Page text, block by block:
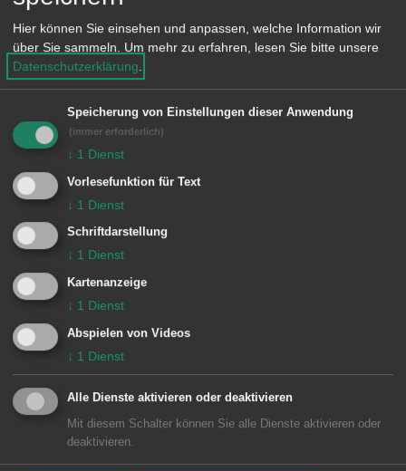
und der dargestellten Kosten von
911.000€ brutto.
Für die weitere Planung wird das Büro
Liebel Architekten (Architektur) und das
Büro Kummich & Weißkopf
(Elektroplanung) beauftragt. Die
Fachplanung Haustechnik wird von der
Gebäudewirtschaft selbst
übernommen.
Die Finanzierung erfolgt wie in der
Sitzungsvorlage dargestellt.
b) Baubeschluss zur Herstellung
eines Kreisverkehrs in der
Stiewing-/Blezinger Straße in Aalen-
Hier können Sie einsehen und anpassen, welche Information wir
über Sie sammeln.
Um mehr zu erfahren, lesen Sie bitte unsere
Datenschutzerklärung
Speicherung von Einstellungen dieser Anwendung
(immer erforderlich)
↓ 1 Dienst
Vorlesefunktion für Text
↓ 1 Dienst
Schriftdarstellung
↓ 1 Dienst
Kartenanzeige
↓ 1 Dienst
Abspielen von Videos
↓ 1 Dienst
Alle Dienste aktivieren oder deaktivieren
Mit diesem Schalter können Sie alle Dienste aktivieren oder
deaktivieren.